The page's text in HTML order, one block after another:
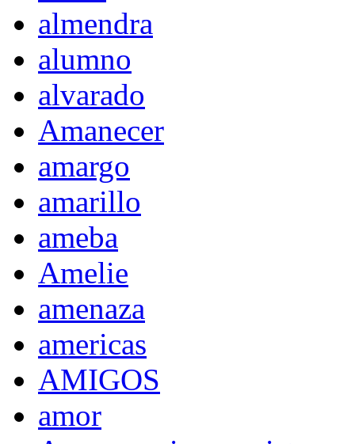
almendra
alumno
alvarado
Amanecer
amargo
amarillo
ameba
Amelie
amenaza
americas
AMIGOS
amor